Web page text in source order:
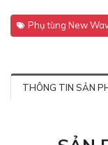
Phụ tùng New
THÔNG TIN SẢN